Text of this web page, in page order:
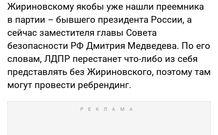
Жириновскому якобы уже нашли преемника
в партии – бывшего президента России, а
сейчас заместителя главы Совета
безопасности РФ Дмитрия Медведева. По его
словам, ЛДПР перестанет что-либо из себя
представлять без Жириновского, поэтому там
могут провести ребрендинг.